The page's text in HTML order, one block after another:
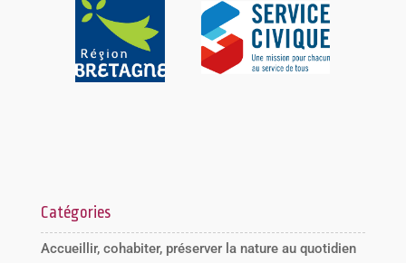
Catégories
Accueillir, cohabiter, préserver la nature au quotidien